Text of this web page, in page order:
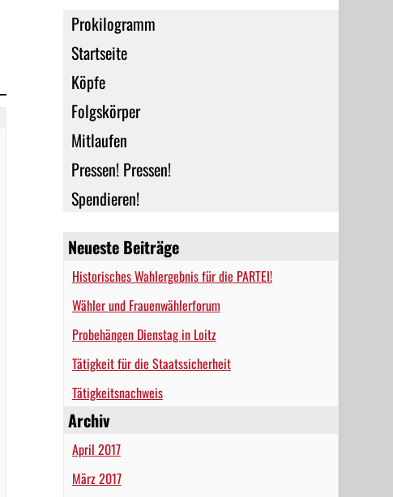
Prokilogramm
Startseite
Köpfe
Folgskörper
Mitlaufen
Pressen! Pressen!
Spendieren!
Neueste Beiträge
Historisches Wahlergebnis für die PARTEI!
Wähler und Frauenwählerforum
Probehängen Dienstag in Loitz
Tätigkeit für die Staatssicherheit
Tätigkeitsnachweis
Archiv
April 2017
März 2017